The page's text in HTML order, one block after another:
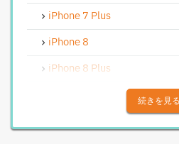
Androidフロントパネル交換
Androidバッテリー交換
Android水没洗浄作業
Androidその他部品修理
iPhone 7 Plus
iPhone 8
iPhone 8 Plus
続きを見る